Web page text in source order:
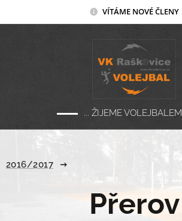
VÍTÁME NOVÉ ČLENY
... ŽIJEME VOLEJBALEM
2016/2017
Přerov